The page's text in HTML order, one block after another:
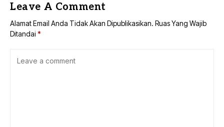
Leave A Comment
Alamat Email Anda Tidak Akan Dipublikasikan. Ruas Yang Wajib
Ditandai *